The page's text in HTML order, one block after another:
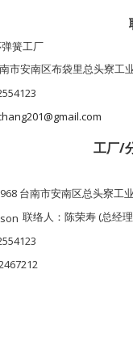
簧工厂
市安南区布袋里总头寮工
工厂/
台南市安南区总头寮工
联络人：陈荣寿 (总经